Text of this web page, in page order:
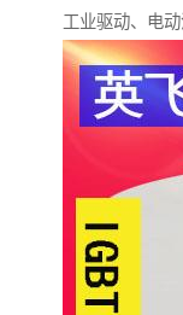
工业驱动、电